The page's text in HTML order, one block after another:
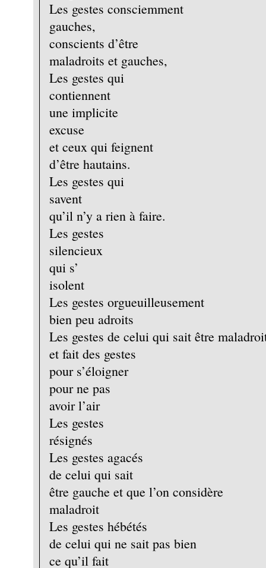
Les gestes consciemment
gauches,
conscients d’être
maladroits et gauches,
Les gestes qui
contiennent
une implicite
excuse
et ceux qui feignent
d’être hautains.
Les gestes qui
savent
qu’il n’y a rien à faire.
Les gestes
silencieux
qui s’
isolent
Les gestes orgueuilleusement
bien peu adroits
Les gestes de celui qui sait être
et fait des gestes
pour s’éloigner
pour ne pas
avoir l’air
Les gestes
résignés
Les gestes agacés
de celui qui sait
être gauche et que l’on considère
maladroit
Les gestes hébétés
de celui qui ne sait pas bien
ce qu’il fait